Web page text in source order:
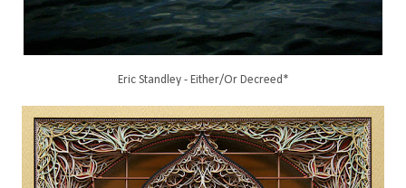
Eric Standley - Either/Or Decreed*